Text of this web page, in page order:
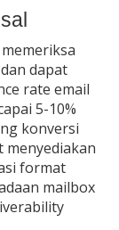
dapat
rate email
5-10%
konversi
menyediakan
format
mailbox